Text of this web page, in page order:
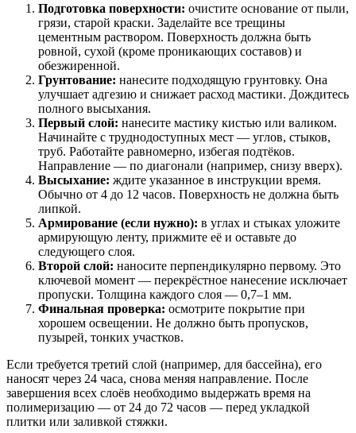
Подготовка поверхности: очистите основание от пыли,
грязи, старой краски. Заделайте все трещины
цементным раствором. Поверхность должна быть
ровной, сухой (кроме проникающих составов) и
обезжиренной.
Грунтование: нанесите подходящую грунтовку. Она
улучшает адгезию и снижает расход мастики. Дождитесь
полного высыхания.
Первый слой: нанесите мастику кистью или валиком.
Начинайте с труднодоступных мест — углов, стыков,
труб. Работайте равномерно, избегая подтёков.
Направление — по диагонали (например, снизу вверх).
Высыхание: ждите указанное в инструкции время.
Обычно от 4 до 12 часов. Поверхность не должна быть
липкой.
Армирование (если нужно): в углах и стыках уложите
армирующую ленту, прижмите её и оставьте до
следующего слоя.
Второй слой: наносите перпендикулярно первому. Это
ключевой момент — перекрёстное нанесение исключает
пропуски. Толщина каждого слоя — 0,7–1 мм.
Финальная проверка: осмотрите покрытие при
хорошем освещении. Не должно быть пропусков,
пузырей, тонких участков.
Если требуется третий слой (например, для бассейна), его
наносят через 24 часа, снова меняя направление. После
завершения всех слоёв необходимо выдержать время на
полимеризацию — от 24 до 72 часов — перед укладкой
плитки или заливкой стяжки.